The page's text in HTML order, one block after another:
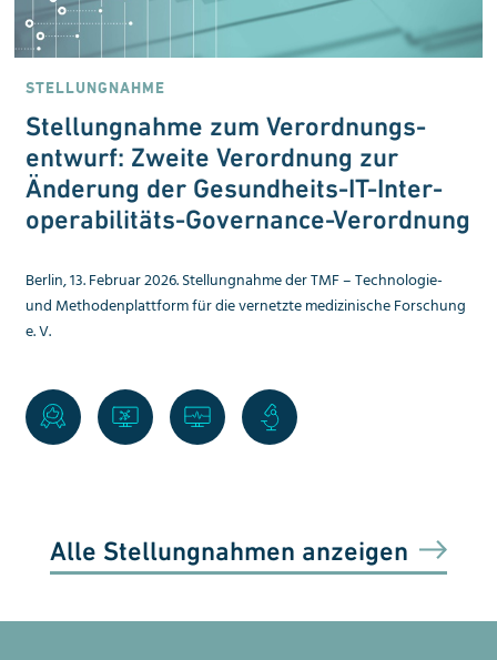
STELLUNGNAHME
Stellungnahme zum Verordnungs­
entwurf: Zweite Verordnung zur
Änderung der Gesundheits-IT-Inter­
operabilitäts-Governance-Verordnung
Berlin, 13. Februar 2026. Stellungnahme der TMF – Technologie-
und Methoden­plattform für die vernetzte medizinische Forschung
e. V.
Alle Stellungnahmen anzeigen